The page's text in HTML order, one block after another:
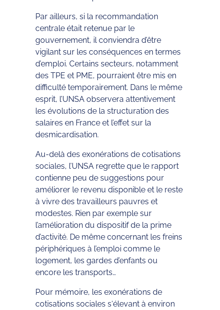
Par ailleurs, si la recommandation
centrale était retenue par le
gouvernement, il conviendra d’être
vigilant sur les conséquences en termes
d’emploi. Certains secteurs, notamment
des TPE et PME, pourraient être mis en
difficulté temporairement. Dans le même
esprit, l’UNSA observera attentivement
les évolutions de la structuration des
salaires en France et l’effet sur la
desmicardisation.
Au-delà des exonérations de cotisations
sociales, l’UNSA regrette que le rapport
contienne peu de suggestions pour
améliorer le revenu disponible et le reste
à vivre des travailleurs pauvres et
modestes. Rien par exemple sur
l’amélioration du dispositif de la prime
d’activité. De même concernant les freins
périphériques à l’emploi comme le
logement, les gardes d’enfants ou
encore les transports…
Pour mémoire, les exonérations de
cotisations sociales s‘élevant à environ